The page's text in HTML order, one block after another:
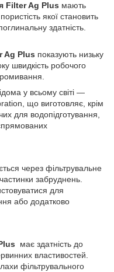
Filter Ag Plus мають
якої становить
здатність.
Ag Plus показують низьку
швидкість робочого
у всьому світі —
що виготовляє, крім
для водопідготування,
через фільтрувальне
забруднень.
для
або додатково
має здатність до
властивостей.
фільтрувального